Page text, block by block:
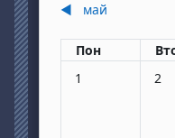
◀︎ май
Понеделник
Пон
Няма събития,
1 2